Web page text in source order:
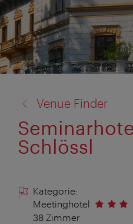
zu:
Venue Finder
Schlössl
Kategorie:
Meetinghotel
38 Zimmer